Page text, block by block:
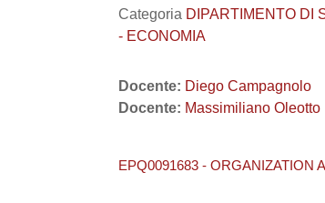
Categoria DIPARTIMENTO DI
- ECONOMIA
Docente: Diego Campagnolo
Docente: Massimiliano Oleotto
EPQ0091683 - ORGANIZATION